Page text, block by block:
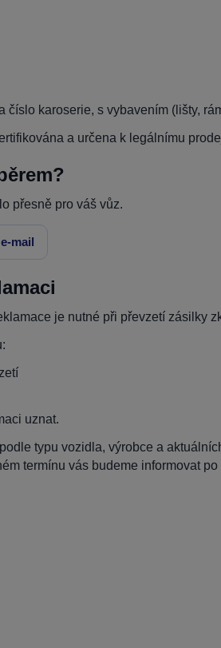
číslo karoserie, s vybavením (lišty,
a určena k legálnímu
přesně pro váš vůz.
mail
je nutné při převzetí zásilky
uznat.
typu vozidla, výrobce a
termínu vás budeme informovat po